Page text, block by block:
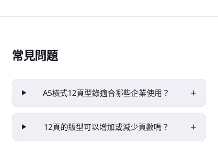
常見問題
A5橫式12頁型錄適合哪些企業使用？ +
12頁的版型可以增加或減少頁數嗎？ +